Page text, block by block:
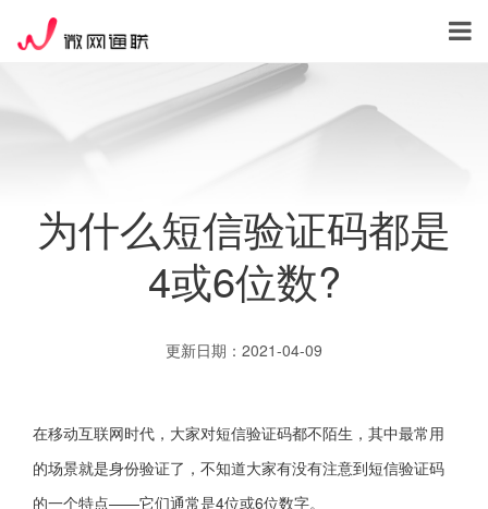
为什么短信验证码都是
4或6位数?
更新日期：2021-04-09
在移动互联网时代，大家对短信验证码都不陌生，其中最常用
的场景就是身份验证了，不知道大家有没有注意到短信验证码
的一个特点——它们通常是4位或6位数字。